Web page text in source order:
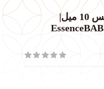
هایلایتر مایع‌ لیکوئیداسنس 10 میل|